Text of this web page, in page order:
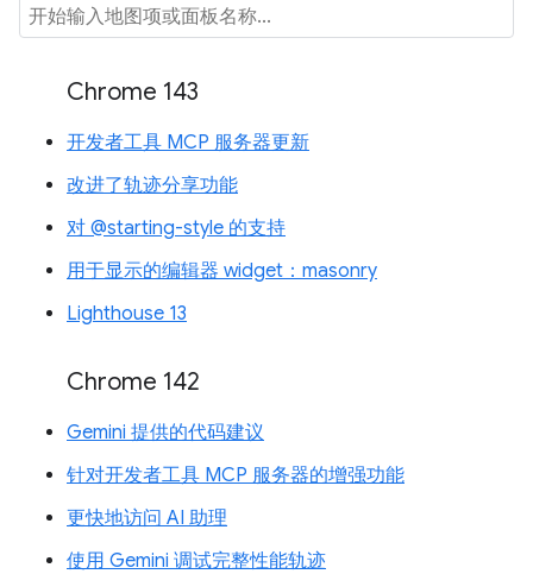
Chrome 143
开发者工具 MCP 服务器更新
改进了轨迹分享功能
对 @starting-style 的支持
用于显示的编辑器 widget：masonry
Lighthouse 13
Chrome 142
Gemini 提供的代码建议
针对开发者工具 MCP 服务器的增强功能
更快地访问 AI 助理
使用 Gemini 调试完整性能轨迹